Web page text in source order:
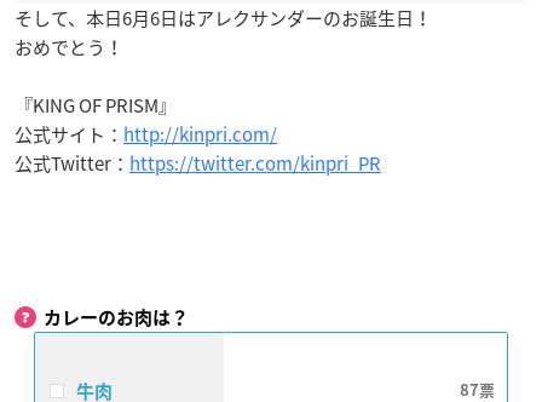
そして、本日6月6日はアレクサンダーのお誕生日！
おめでとう！
『KING OF PRISM』
公式サイト： http://kinpri.com/
公式Twitter： https://twitter.com/kinpri_PR
カレーのお肉は？
牛肉 87